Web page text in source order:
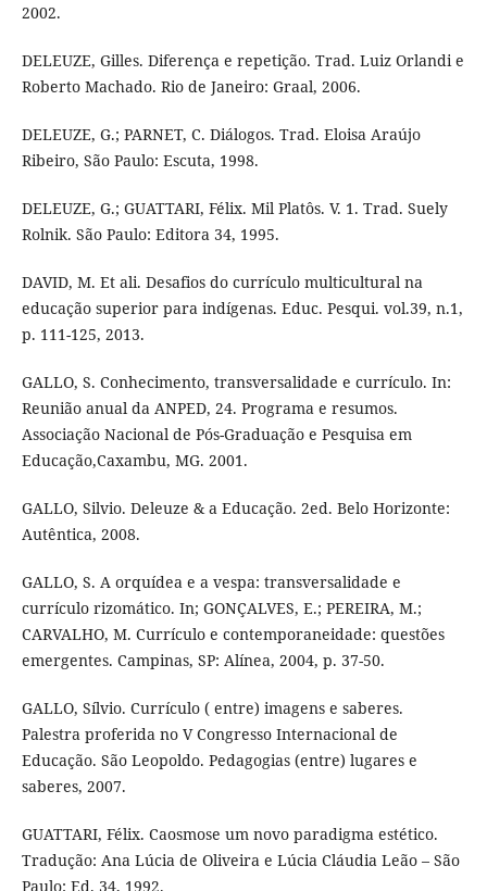
2002.
DELEUZE, Gilles. Diferença e repetição. Trad. Luiz Orlandi e
Roberto Machado. Rio de Janeiro: Graal, 2006.
DELEUZE, G.; PARNET, C. Diálogos. Trad. Eloisa Araújo
Ribeiro, São Paulo: Escuta, 1998.
DELEUZE, G.; GUATTARI, Félix. Mil Platôs. V. 1. Trad. Suely
Rolnik. São Paulo: Editora 34, 1995.
DAVID, M. Et ali. Desafios do currículo multicultural na
educação superior para indígenas. Educ. Pesqui. vol.39, n.1,
p. 111-125, 2013.
GALLO, S. Conhecimento, transversalidade e currículo. In:
Reunião anual da ANPED, 24. Programa e resumos.
Associação Nacional de Pós-Graduação e Pesquisa em
Educação,Caxambu, MG. 2001.
GALLO, Silvio. Deleuze & a Educação. 2ed. Belo Horizonte:
Autêntica, 2008.
GALLO, S. A orquídea e a vespa: transversalidade e
currículo rizomático. In; GONÇALVES, E.; PEREIRA, M.;
CARVALHO, M. Currículo e contemporaneidade: questões
emergentes. Campinas, SP: Alínea, 2004, p. 37-50.
GALLO, Sílvio. Currículo ( entre) imagens e saberes.
Palestra proferida no V Congresso Internacional de
Educação. São Leopoldo. Pedagogias (entre) lugares e
saberes, 2007.
GUATTARI, Félix. Caosmose um novo paradigma estético.
Tradução: Ana Lúcia de Oliveira e Lúcia Cláudia Leão – São
Paulo: Ed. 34, 1992.